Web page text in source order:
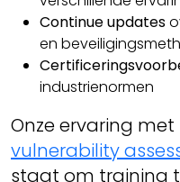
Continue updates
en
industrienormen
Onze ervaring met
vulnerability
staat om training